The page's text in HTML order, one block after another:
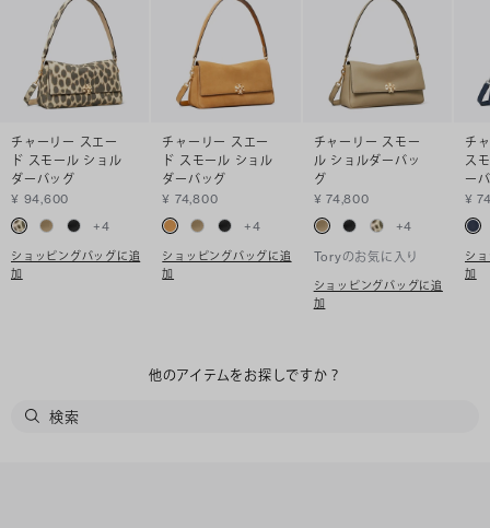
チャーリー スエー
ド スモール ショル
ダーバッグ
¥ 94,600
+4
ショッピングバッグに追
加
チャーリー スエー
ド スモール ショル
ダーバッグ
¥ 74,800
+4
ショッピングバッグに追
加
チャーリー スモー
ル ショルダーバッ
グ
¥ 74,800
+4
Toryのお気に入り
ショッピングバッグに追
加
チ
ス
ー
¥
シ
加
他のアイテムをお探しですか？